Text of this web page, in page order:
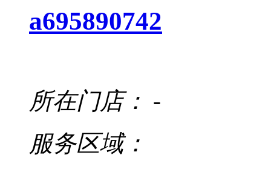
a695890742
所在门店： -
服务区域：